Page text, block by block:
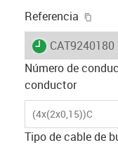
Referencia
igus-icon-
CAT9240180
Número de
conductor
(4x(2x0,15))C
Tipo de cable de